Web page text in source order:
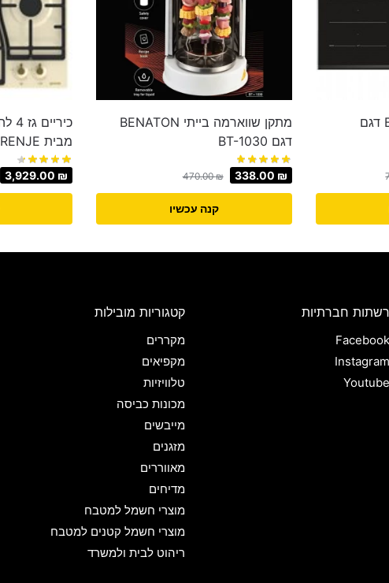
כיריים אינדוקציה Bosch דגם
מתקן שווארמה בייתי BENATON
דגם BT-1030
470.00₪ 338.00 ₪
קנה עכשיו
מבית GORENJE דגם GW6D41
3,929.00 ₪
רשתות חברתיות
Facebook
Instagram
Youtube
קטגוריות מובילות
מקררים
מקפיאים
טלוויזיות
מכונות כביסה
מייבשים
מזגנים
מאווררים
מדיחים
מוצרי חשמל למטבח
מוצרי חשמל קטנים למטבח
ריהוט לבית ולמשרד